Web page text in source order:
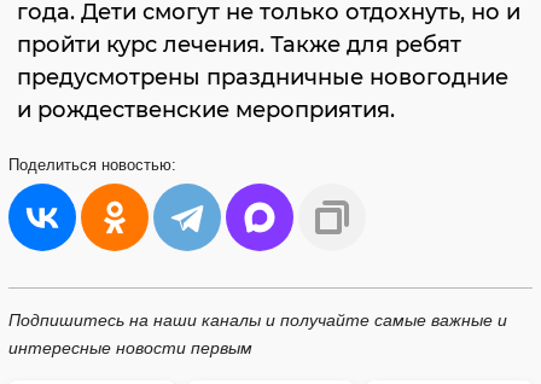
года. Дети смогут не только отдохнуть, но и
пройти курс лечения. Также для ребят
предусмотрены праздничные новогодние
и рождественские мероприятия.
Поделиться новостью:
Подпишитесь на наши каналы и получайте самые важные и
интересные новости первым